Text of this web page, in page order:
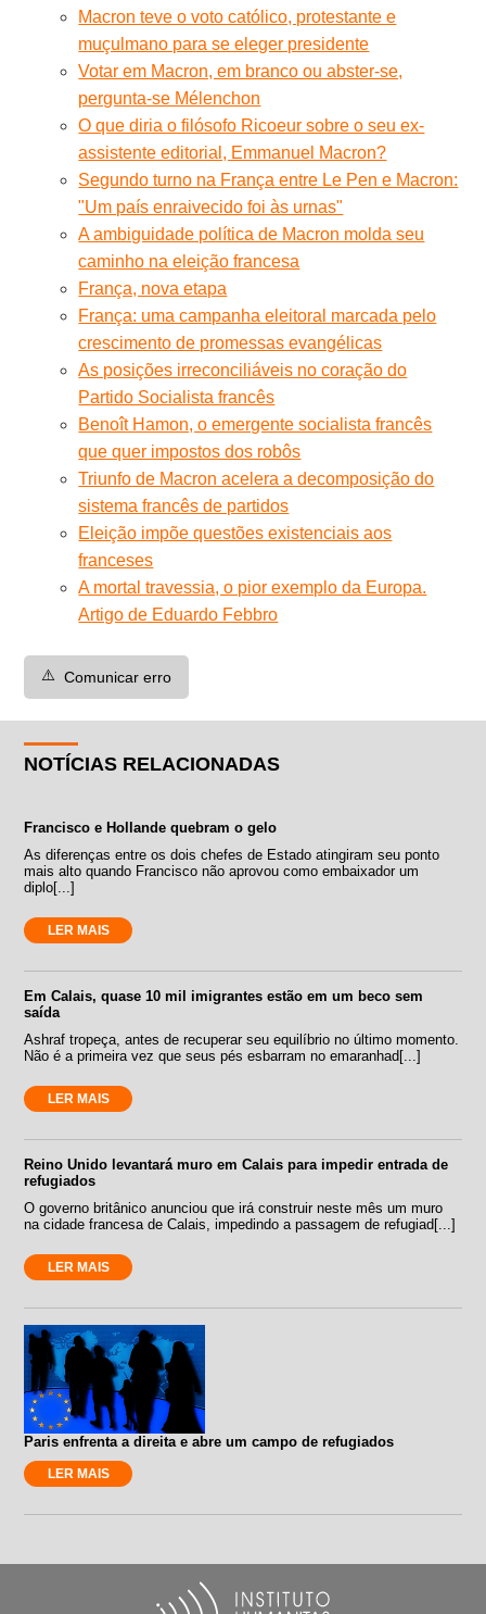
Macron teve o voto católico, protestante e
muçulmano para se eleger presidente
Votar em Macron, em branco ou abster-se,
pergunta-se Mélenchon
O que diria o filósofo Ricoeur sobre o seu ex-
assistente editorial, Emmanuel Macron?
Segundo turno na França entre Le Pen e Macron:
"Um país enraivecido foi às urnas"
A ambiguidade política de Macron molda seu
caminho na eleição francesa
França, nova etapa
França: uma campanha eleitoral marcada pelo
crescimento de promessas evangélicas
As posições irreconciliáveis no coração do
Partido Socialista francês
Benoît Hamon, o emergente socialista francês
que quer impostos dos robôs
Triunfo de Macron acelera a decomposição do
sistema francês de partidos
Eleição impõe questões existenciais aos
franceses
A mortal travessia, o pior exemplo da Europa.
Artigo de Eduardo Febbro
⚠️ Comunicar erro
NOTÍCIAS RELACIONADAS
Francisco e Hollande quebram o gelo
As diferenças entre os dois chefes de Estado atingiram seu ponto
mais alto quando Francisco não aprovou como embaixador um
diplo[...]
LER MAIS
Em Calais, quase 10 mil imigrantes estão em um beco sem
saída
Ashraf tropeça, antes de recuperar seu equilíbrio no último momento.
Não é a primeira vez que seus pés esbarram no emaranhad[...]
LER MAIS
Reino Unido levantará muro em Calais para impedir entrada de
refugiados
O governo britânico anunciou que irá construir neste mês um muro
na cidade francesa de Calais, impedindo a passagem de refugiad[...]
LER MAIS
Paris enfrenta a direita e abre um campo de refugiados
LER MAIS